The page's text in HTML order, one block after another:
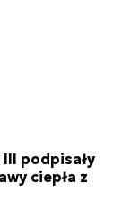
podpisały
ciepła z